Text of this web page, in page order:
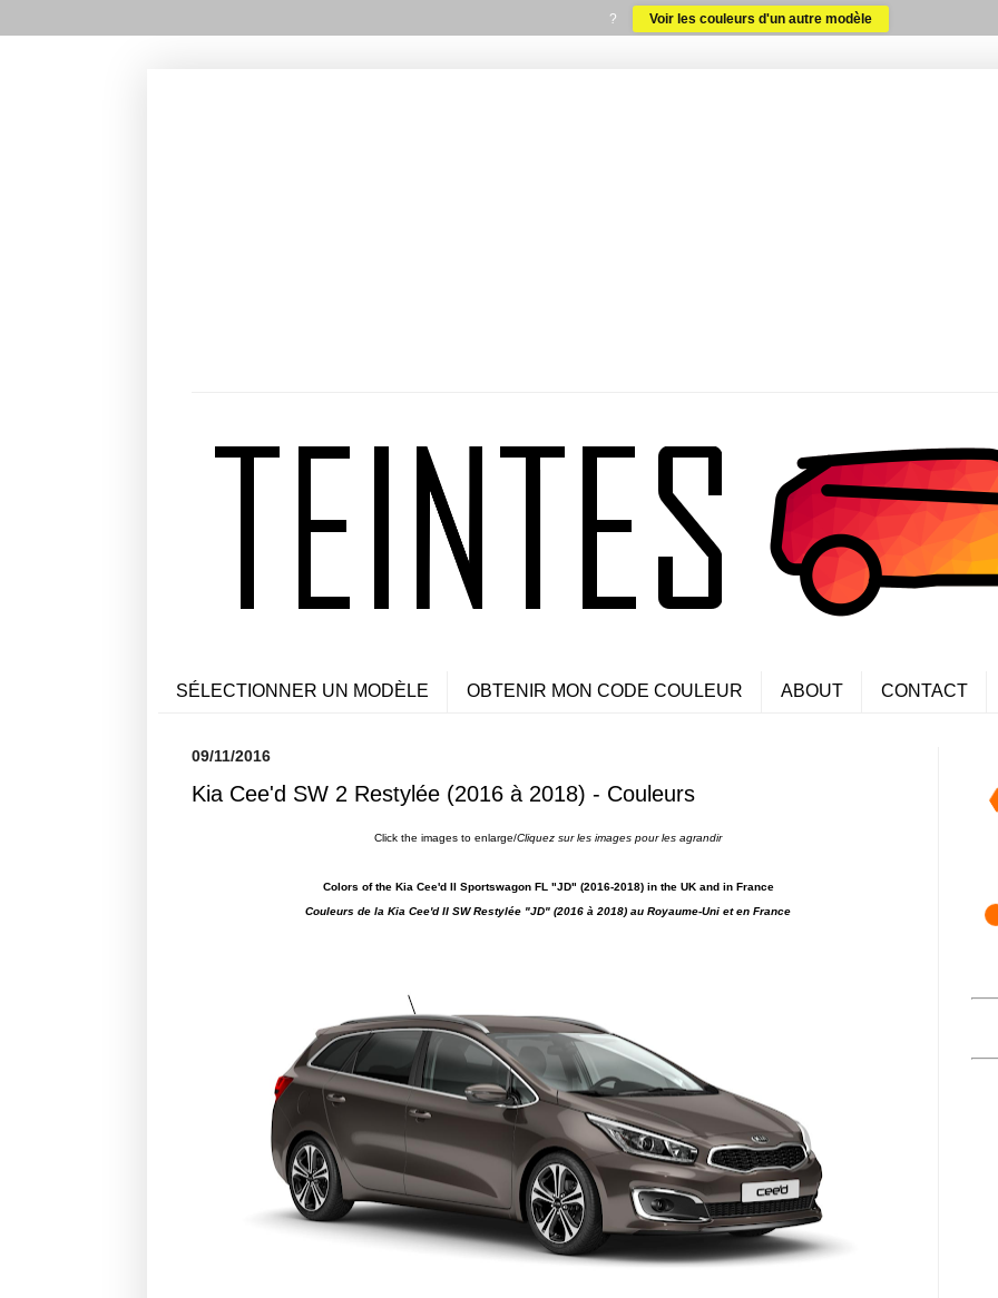
SÉLECTIONNER UN MODÈLE OBTENIR MON CODE COULEUR ABOUT CONTACT
09/11/2016
Kia Cee'd SW 2 Restylée (2016 à 2018) - Couleurs
Click the images to enlarge/Cliquez sur les images pour les agrandir
Colors of the Kia Cee'd II Sportswagon FL "JD" (2016-2018) in the UK and in France
Couleurs de la Kia Cee'd II SW Restylée "JD" (2016 à 2018) au Royaume-Uni et en France
? Voir les couleurs d'un autre modèle